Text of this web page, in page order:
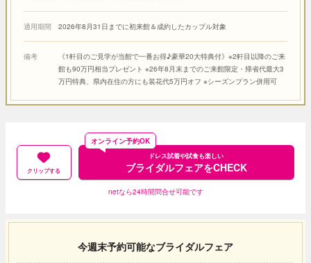
適用期間 2026年8月31日までに初来館＆成約したカップル対象
備考
《1軒目のご見学が当館で一番お得♪豪華20大特典付》※2軒目以降のご来
館も90万円相当プレゼント ※26年8月末までのご来館限定・帰省代最大3
万円特典、県内在住の方にも装花代5万円オフ ※シーズンプラン併用可
クリップする
ドレス試着や試食も楽しい
ブライダルフェアをCHECK
オンライン予約OK
netなら24時間問合せ可能です
今週末予約可能なブライダルフェア